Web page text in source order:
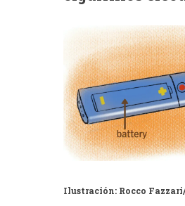
Ilustración: Rocco